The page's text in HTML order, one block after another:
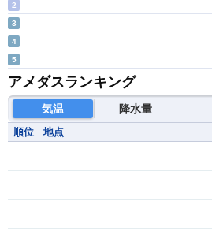
2
3
4
5
アメダスランキング
気温 降水量
順位 地点